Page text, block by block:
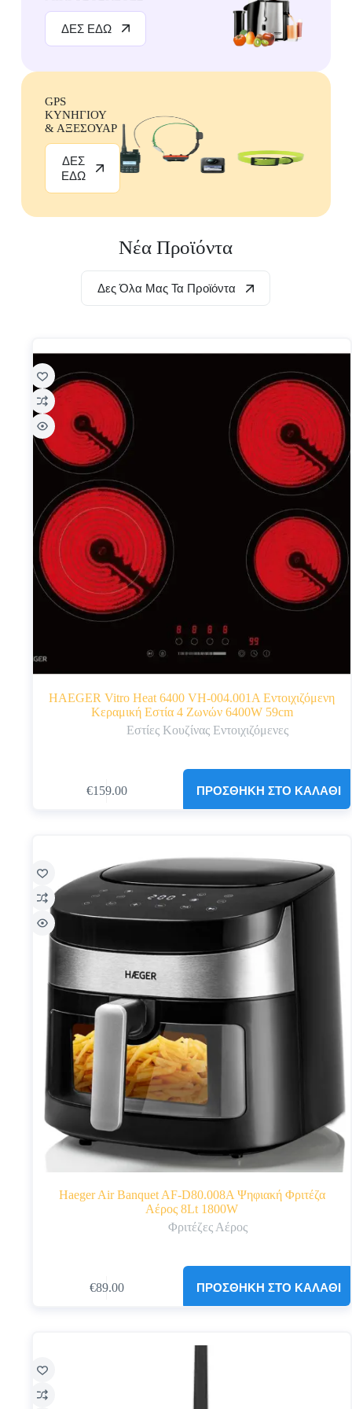
ΔΕΣ ΕΔΩ
GPS
ΚΥΝΗΓΙΟΥ
& ΑΞΕΣΟΥΑΡ
ΔΕΣ
ΕΔΩ
Νέα Προϊόντα
Δες Όλα Μας Τα Προϊόντα
HAEGER Vitro Heat 6400 VH-004.001A Εντοιχιζόμενη
Κεραμική Εστία 4 Ζωνών 6400W 59cm
Εστίες Κουζίνας Εντοιχιζόμενες
€159.00 ΠΡΟΣΘΉΚΗ ΣΤΟ ΚΑΛΆΘΙ
Haeger Air Banquet AF-D80.008A Ψηφιακή Φριτέζα
Αέρος 8Lt 1800W
Φριτέζες Αέρος
€89.00 ΠΡΟΣΘΉΚΗ ΣΤΟ ΚΑΛΆΘΙ